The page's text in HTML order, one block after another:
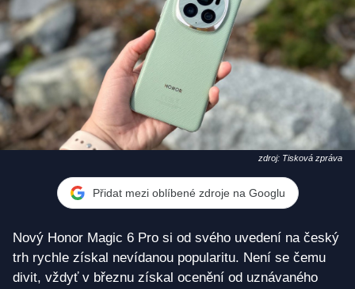
zdroj: Tisková zpráva
Přidat mezi oblíbené zdroje na Googlu
Nový Honor Magic 6 Pro si od svého uvedení na český
trh rychle získal nevídanou popularitu. Není se čemu
divit, vždyť v březnu získal ocenění od uznávaného